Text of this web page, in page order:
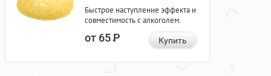
Быстрое наступление эффекта и
совместимость с алкоголем.
от 65Р Купить